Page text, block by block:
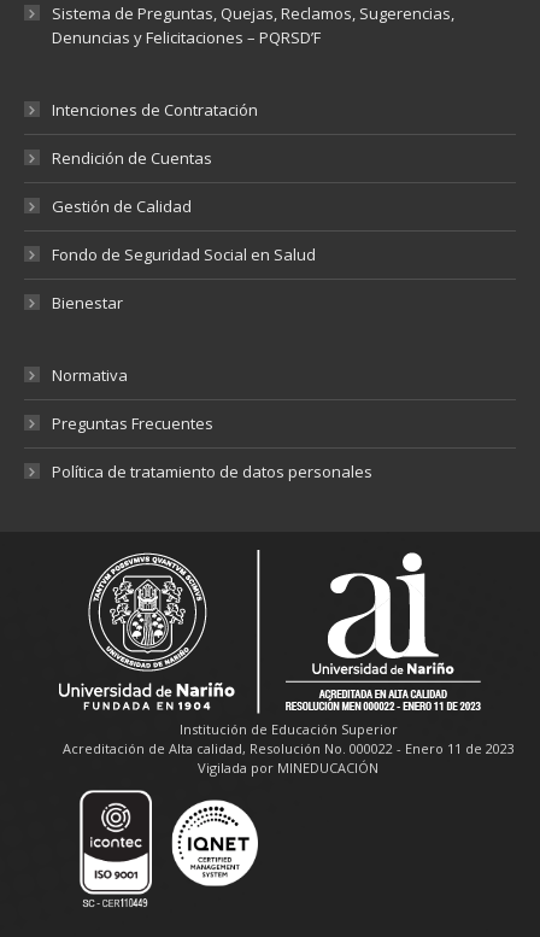
Sistema de Preguntas, Quejas, Reclamos, Sugerencias,
Denuncias y Felicitaciones – PQRSD’F
Intenciones de Contratación
Rendición de Cuentas
Gestión de Calidad
Fondo de Seguridad Social en Salud
Bienestar
Normativa
Preguntas Frecuentes
Política de tratamiento de datos personales
Institución de Educación Superior
Acreditación de Alta calidad, Resolución No. 000022 - Enero 11 de 2023
Vigilada por MINEDUCACIÓN